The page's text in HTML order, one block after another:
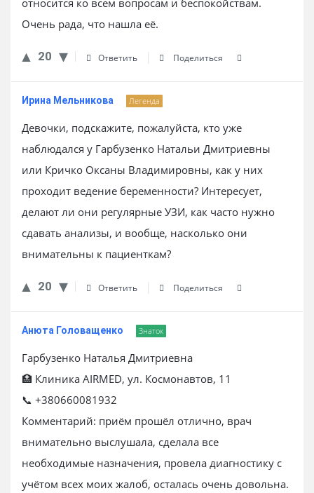
относится ко всем вопросам и беспокойствам.
Очень рада, что нашла её.
20 Ответить Поделиться
Ирина Мельникова Легенда
Девочки, подскажите, пожалуйста, кто уже
наблюдался у Гарбузенко Натальи Дмитриевны
или Кричко Оксаны Владимировны, как у них
проходит ведение беременности? Интересует,
делают ли они регулярные УЗИ, как часто нужно
сдавать анализы, и вообще, насколько они
внимательны к пациенткам?
20 Ответить Поделиться
Анюта Головащенко Знаток
Гарбузенко Наталья Дмитриевна
🏥 Клиника AIRMED, ул. Космонавтов, 11
📞 +380660081932
Комментарий: приём прошёл отлично, врач
внимательно выслушала, сделала все
необходимые назначения, провела диагностику с
учётом всех моих жалоб, осталась очень довольна.